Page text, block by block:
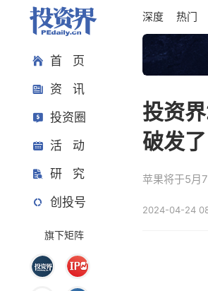
首 页
资 讯
投资圈
活 动
研 究
创投号
旗下矩阵
深度 热门
投资
破发
苹果将于5月
2024-04-24